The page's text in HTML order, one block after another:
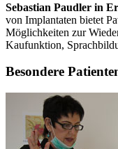
Sebastian Paudler in
von Implantaten bietet
Möglichkeiten zur
Kaufunktion,
Besondere